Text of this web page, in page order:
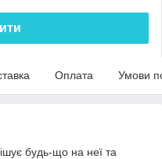
Оплата Умови
будь-що на неї та